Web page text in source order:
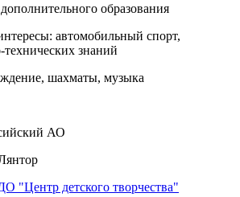
образования
автомобильный спорт,
знаний
шахматы, музыка
АО
"Центр детского творчества"